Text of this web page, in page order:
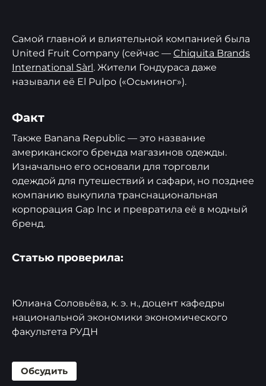
Самой главной и влиятельной компанией была
United Fruit Company (сейчас — Chiquita Brands
International Sàrl. Жители Гондураса даже
называли её El Pulpo («Осьминог»).
Факт
Также Banana Republic — это название
американского бренда магазинов одежды.
Изначально его основали для торговли
одеждой для путешествий и сафари, но позднее
компанию выкупила транснациональная
корпорация Gap Inc и превратила её в модный
бренд.
Статью проверила:
Юлиана Соловьёва, к. э. н., доцент кафедры
национальной экономики экономического
факультета РУДН
Обсудить